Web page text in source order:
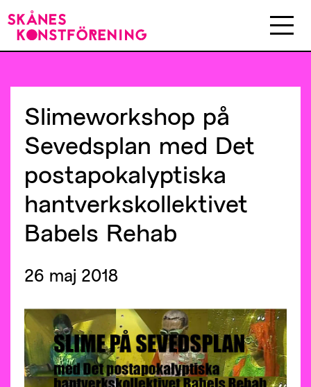
Slimeworkshop på
Sevedsplan med Det
postapokalyptiska
hantverkskollektivet
Babels Rehab
26 maj 2018